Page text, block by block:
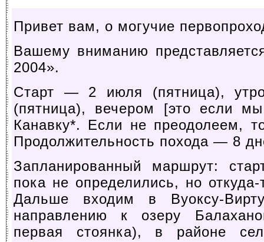
Привет вам, о могучие
Вашему вниманию
2004».
Старт — 2 июля (пятница),
(пятница), вечером [это если
Канавку*. Если не преодолеем,
Продолжительность похода — 8
Запланированный маршрут:
пока не определились, но откуда-
Дальше входим в Вуоксу-
направлению к озеру
первая стоянка), в районе